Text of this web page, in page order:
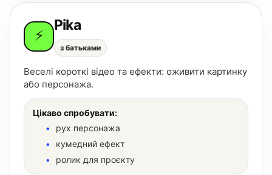
⚡
Pika
з батьками
Веселі короткі відео та ефекти: оживити картинку
або персонажа.
Цікаво спробувати:
рух персонажа
кумедний ефект
ролик для проєкту